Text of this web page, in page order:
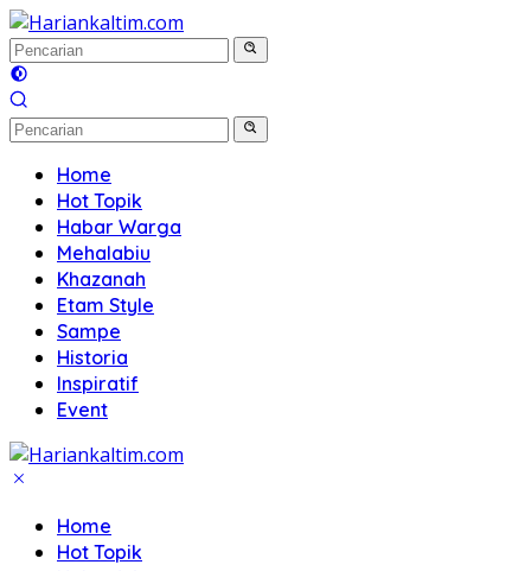
Langsung
ke
konten
Home
Hot Topik
Habar Warga
Mehalabiu
Khazanah
Etam Style
Sampe
Historia
Inspiratif
Event
Home
Hot Topik